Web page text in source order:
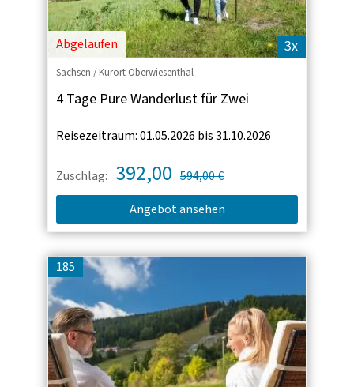
3x
Abgelaufen
Sachsen / Kurort Oberwiesenthal
4 Tage Pure Wanderlust für Zwei
Reisezeitraum: 01.05.2026 bis 31.10.2026
Zuschlag: 392,00 594,00 €
Angebot ansehen
185